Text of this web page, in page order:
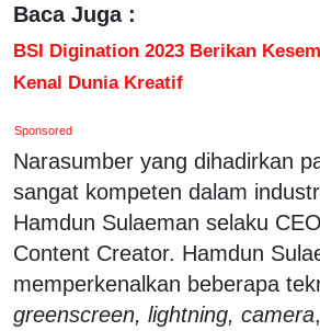
Baca Juga :
BSI Digination 2023 Berikan
Kenal Dunia Kreatif
Sponsored
Narasumber yang dihadirkan
sangat kompeten dalam
Hamdun Sulaeman selaku
Content Creator. Hamdun
memperkenalkan beberapa
greenscreen, lightning, camera